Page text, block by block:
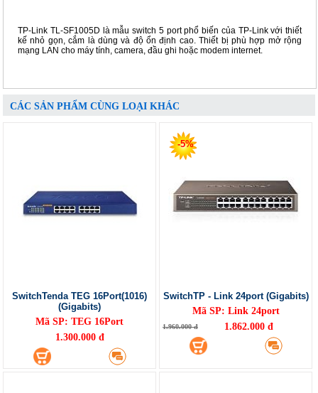
TP-Link TL-SF1005D là mẫu switch 5 port phổ biến của TP-Linkvới thiết
kế nhỏ gọn, cắm là dùng và độ ổn định cao. Thiết bị phù hợp mở rộng
mạng LAN cho máy tính, camera, đầu ghi hoặc modem internet.
CÁC SẢN PHẨM CÙNG LOẠI KHÁC
SwitchTenda TEG 16Port(1016)
(Gigabits)
Mã SP: TEG 16Port
1.300.000 đ
-5%
SwitchTP - Link 24port (Gigabits)
Mã SP: Link 24port
1.960.000 đ 1.862.000 đ